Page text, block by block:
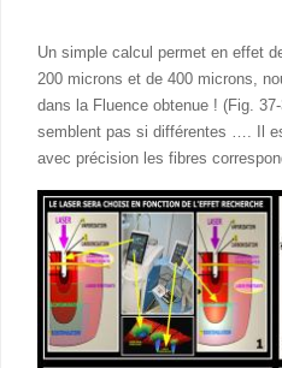
Un simple calcul permet en effet
200 microns et de 400 microns,
dans la Fluence obtenue ! (Fig.
semblent pas si différentes …. Il
avec précision les fibres